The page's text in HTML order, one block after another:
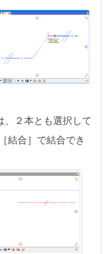
、２本とも選択して
結合］で結合でき